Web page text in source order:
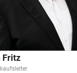
Fritz